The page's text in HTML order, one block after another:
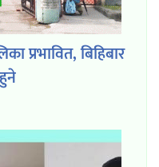
प्रभावित, बिहिबार